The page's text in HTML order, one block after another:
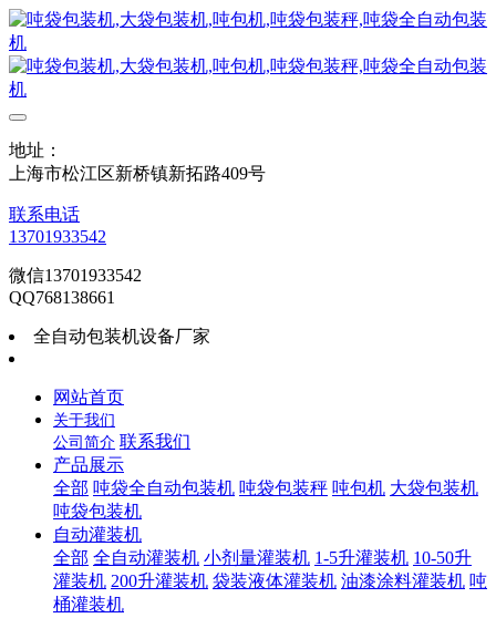
地址：
上海市松江区新桥镇新拓路409号
联系电话
13701933542
微信13701933542
QQ768138661
全自动包装机设备厂家
网站首页
关于我们
公司简介 联系我们
产品展示
全部 吨袋全自动包装机 吨袋包装秤 吨包机 大袋包装机
吨袋包装机
自动灌装机
全部 全自动灌装机 小剂量灌装机 1-5升灌装机 10-50升
灌装机 200升灌装机 袋装液体灌装机 油漆涂料灌装机 吨
桶灌装机